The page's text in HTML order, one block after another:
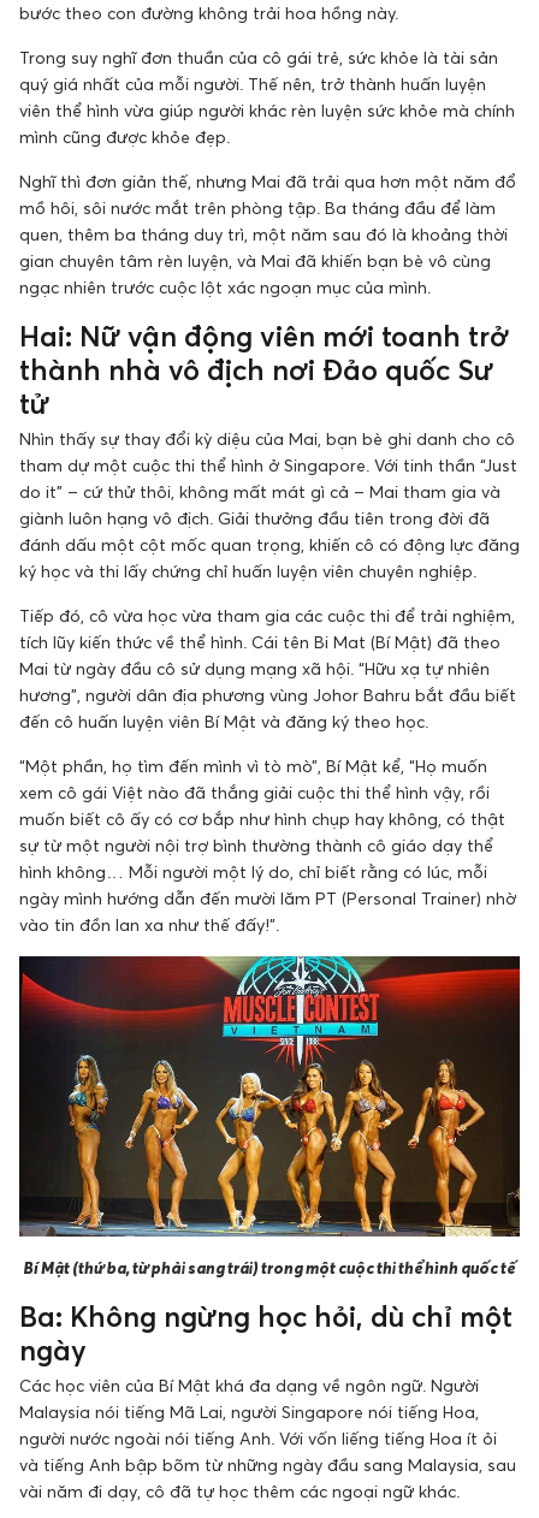
bước theo con đường không trải hoa hồng này.
Trong suy nghĩ đơn thuần của cô gái trẻ, sức khỏe là tài sản
quý giá nhất của mỗi người. Thế nên, trở thành huấn luyện
viên thể hình vừa giúp người khác rèn luyện sức khỏe mà chính
mình cũng được khỏe đẹp.
Nghĩ thì đơn giản thế, nhưng Mai đã trải qua hơn một năm đổ
mồ hôi, sôi nước mắt trên phòng tập. Ba tháng đầu để làm
quen, thêm ba tháng duy trì, một năm sau đó là khoảng thời
gian chuyên tâm rèn luyện, và Mai đã khiến bạn bè vô cùng
ngạc nhiên trước cuộc lột xác ngoạn mục của mình.
Hai: Nữ vận động viên mới toanh trở
thành nhà vô địch nơi Đảo quốc Sư
tử
Nhìn thấy sự thay đổi kỳ diệu của Mai, bạn bè ghi danh cho cô
tham dự một cuộc thi thể hình ở Singapore. Với tinh thần “Just
do it” – cứ thử thôi, không mất mát gì cả – Mai tham gia và
giành luôn hạng vô địch. Giải thưởng đầu tiên trong đời đã
đánh dấu một cột mốc quan trọng, khiến cô có động lực đăng
ký học và thi lấy chứng chỉ huấn luyện viên chuyên nghiệp.
Tiếp đó, cô vừa học vừa tham gia các cuộc thi để trải nghiệm,
tích lũy kiến thức về thể hình. Cái tên Bi Mat (Bí Mật) đã theo
Mai từ ngày đầu cô sử dụng mạng xã hội. “Hữu xạ tự nhiên
hương”, người dân địa phương vùng Johor Bahru bắt đầu biết
đến cô huấn luyện viên Bí Mật và đăng ký theo học.
“Một phần, họ tìm đến mình vì tò mò”, Bí Mật kể, “Họ muốn
xem cô gái Việt nào đã thắng giải cuộc thi thể hình vậy, rồi
muốn biết cô ấy có cơ bắp như hình chụp hay không, có thật
sự từ một người nội trợ bình thường thành cô giáo dạy thể
hình không… Mỗi người một lý do, chỉ biết rằng có lúc, mỗi
ngày mình hướng dẫn đến mười lăm PT (Personal Trainer) nhờ
vào tin đồn lan xa như thế đấy!”.
Bí Mật (thứ ba, từ phải sang trái) trong một cuộc thi thể hình quốc tế
Ba: Không ngừng học hỏi, dù chỉ một
ngày
Các học viên của Bí Mật khá đa dạng về ngôn ngữ. Người
Malaysia nói tiếng Mã Lai, người Singapore nói tiếng Hoa,
người nước ngoài nói tiếng Anh. Với vốn liếng tiếng Hoa ít ỏi
và tiếng Anh bập bõm từ những ngày đầu sang Malaysia, sau
vài năm đi dạy, cô đã tự học thêm các ngoại ngữ khác.